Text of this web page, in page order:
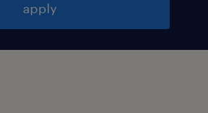
apply